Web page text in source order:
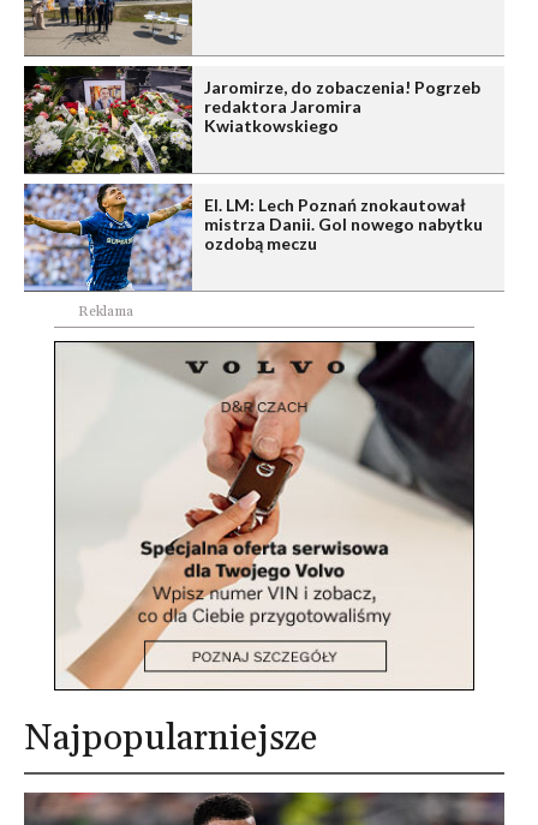
Jaromirze, do zobaczenia! Pogrzeb
redaktora Jaromira
Kwiatkowskiego
El. LM: Lech Poznań znokautował
mistrza Danii. Gol nowego nabytku
ozdobą meczu
Reklama
Najpopularniejsze